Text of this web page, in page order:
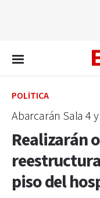
POLÍTICA
Abarcarán Sala 4
Realizarán
piso del